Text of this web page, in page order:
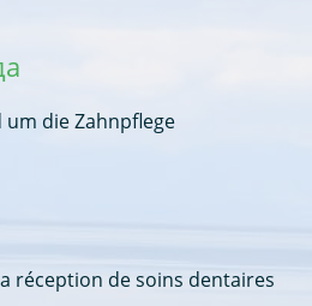
die Zahnpflege
réception de soins dentaires